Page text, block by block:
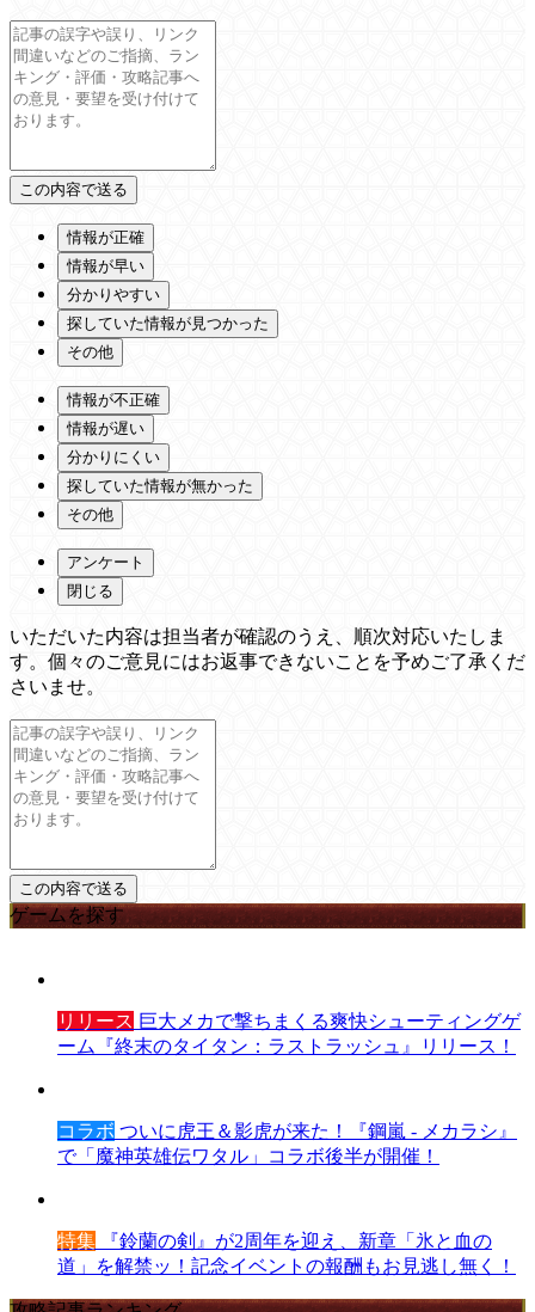
情報が正確
情報が早い
分かりやすい
探していた情報が見つかった
その他
情報が不正確
情報が遅い
分かりにくい
探していた情報が無かった
その他
アンケート
閉じる
いただいた内容は担当者が確認のうえ、順次対応いたしま
す。個々のご意見にはお返事できないことを予めご了承くだ
さいませ。
ゲームを探す
リリース 巨大メカで撃ちまくる爽快シューティングゲ
ーム『終末のタイタン：ラストラッシュ』リリース！
コラボ ついに虎王＆影虎が来た！『鋼嵐 - メカラシ』
で「魔神英雄伝ワタル」コラボ後半が開催！
特集 『鈴蘭の剣』が2周年を迎え、新章「氷と血の
道」を解禁ッ！記念イベントの報酬もお見逃し無く！